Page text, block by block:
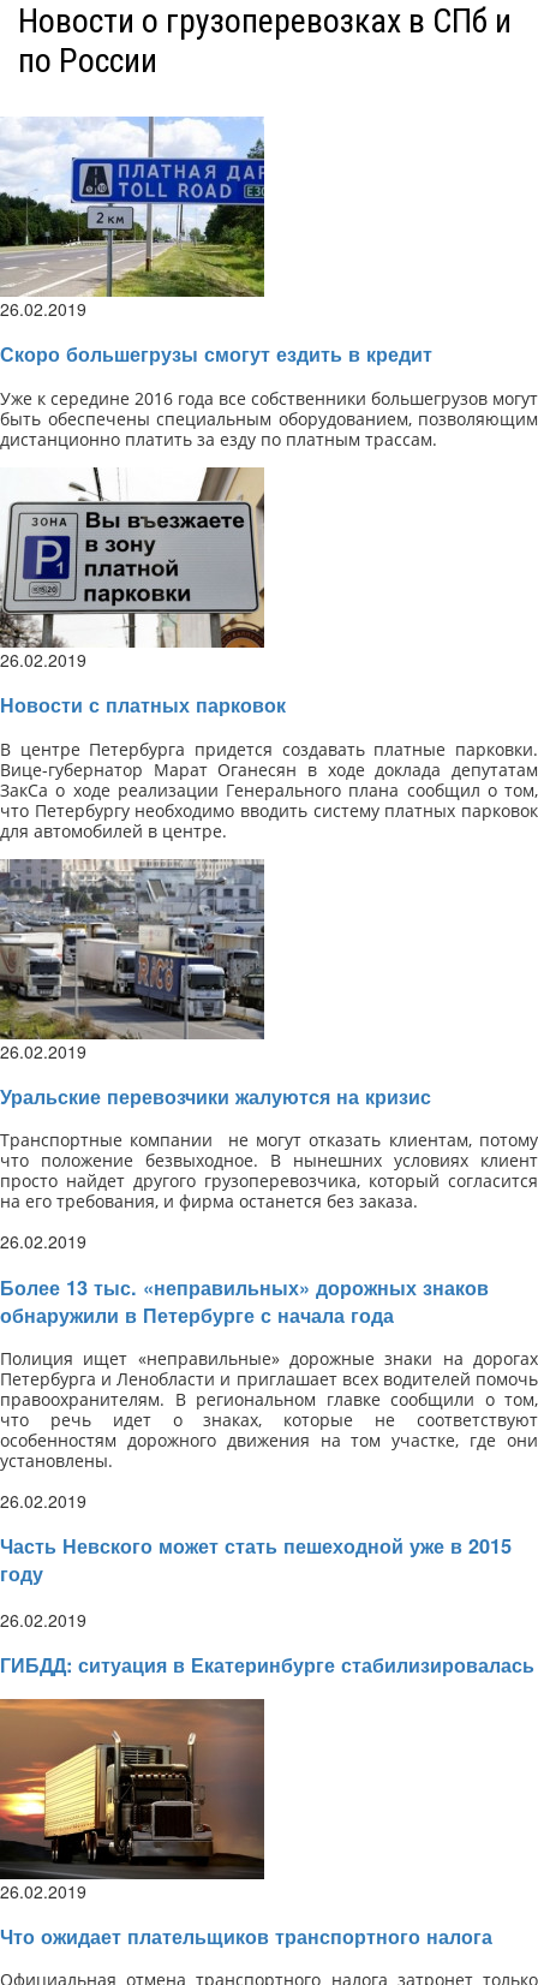
Новости о грузоперевозках в СПб и
по России
26.02.2019
Скоро большегрузы смогут ездить в кредит
Уже к середине 2016 года все собственники большегрузов могут
быть обеспечены специальным оборудованием, позволяющим
дистанционно платить за езду по платным трассам.
26.02.2019
Новости с платных парковок
В центре Петербурга придется создавать платные парковки.
Вице-губернатор Марат Оганесян в ходе доклада депутатам
ЗакСа о ходе реализации Генерального плана сообщил о том,
что Петербургу необходимо вводить систему платных парковок
для автомобилей в центре.
26.02.2019
Уральские перевозчики жалуются на кризис
Транспортные компании не могут отказать клиентам, потому
что положение безвыходное. В нынешних условиях клиент
просто найдет другого грузоперевозчика, который согласится
на его требования, и фирма останется без заказа.
26.02.2019
Более 13 тыс. «неправильных» дорожных знаков
обнаружили в Петербурге с начала года
Полиция ищет «неправильные» дорожные знаки на дорогах
Петербурга и Ленобласти и приглашает всех водителей помочь
правоохранителям. В региональном главке сообщили о том,
что речь идет о знаках, которые не соответствуют
особенностям дорожного движения на том участке, где они
установлены.
26.02.2019
Часть Невского может стать пешеходной уже в 2015
году
26.02.2019
ГИБДД: ситуация в Екатеринбурге стабилизировалась
26.02.2019
Что ожидает плательщиков транспортного налога
Официальная отмена транспортного налога затронет только